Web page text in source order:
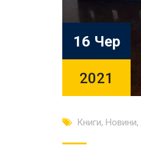
16 Чер
2021
Книги, Новини,